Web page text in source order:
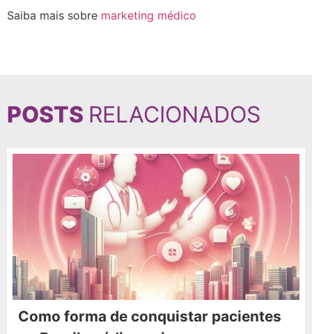
Saiba mais sobre marketing médico
POSTS RELACIONADOS
Como forma de conquistar pacientes